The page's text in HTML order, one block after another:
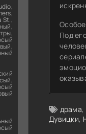
St.,
Под
драма,
Дувицки,